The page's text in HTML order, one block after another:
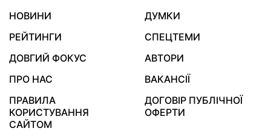
НОВИНИ
ДУМКИ
РЕЙТИНГИ
СПЕЦТЕМИ
ДОВГИЙ ФОКУС
АВТОРИ
ПРО НАС
ВАКАНСІЇ
ПРАВИЛА
КОРИСТУВАННЯ
САЙТОМ
ДОГОВІР ПУБЛІЧНОЇ
ОФЕРТИ